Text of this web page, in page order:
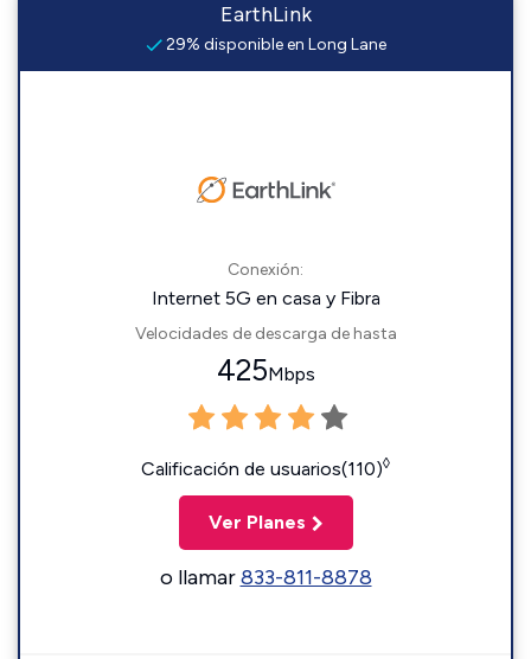
EarthLink
29% disponible en Long Lane
Conexión:
Internet 5G en casa y Fibra
Velocidades de descarga de hasta
425Mbps
Calificación de usuarios(110)◊
Ver Planes
o llamar833-811-8878